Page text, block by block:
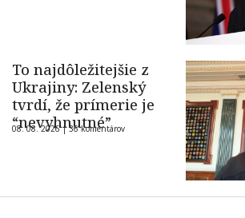
To najdôležitejšie z
Ukrajiny: Zelenský
tvrdí, že prímerie je
“nevyhnutné”
08. 08. 2026 |36 komentárov